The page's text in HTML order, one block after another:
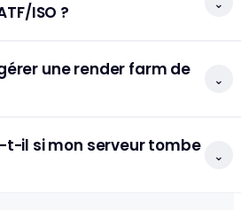
ISO ?
une render farm de
⌄
t-il si mon serveur tombe
⌄